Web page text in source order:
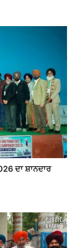
ਦਾ ਸ਼ਾਨਦਾਰ